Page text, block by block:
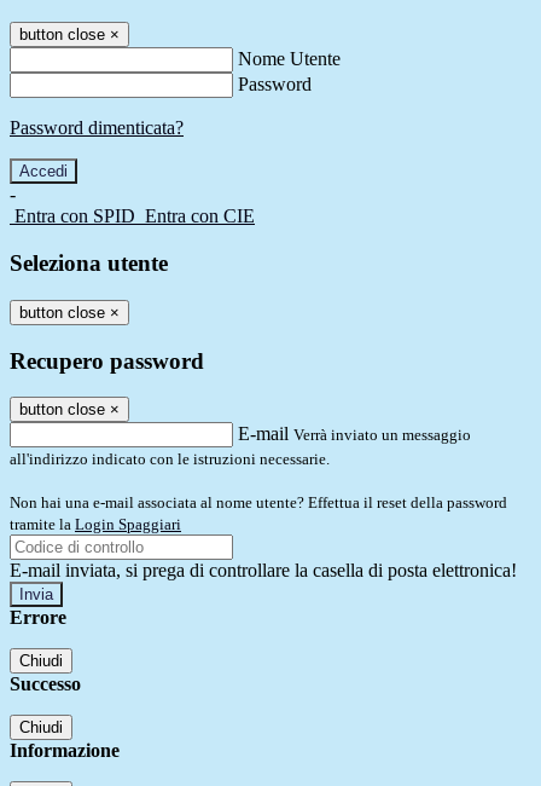
button close ×
Nome Utente
Password
Password dimenticata?
-
Entra con SPID Entra con CIE
Seleziona utente
button close ×
Recupero password
button close ×
E-mail Verrà inviato un messaggio
all'indirizzo indicato con le istruzioni necessarie.
Non hai una e-mail associata al nome utente? Effettua il reset della password
tramite la Login Spaggiari
E-mail inviata, si prega di controllare la casella di posta elettronica!
Errore
Chiudi
Successo
Chiudi
Informazione